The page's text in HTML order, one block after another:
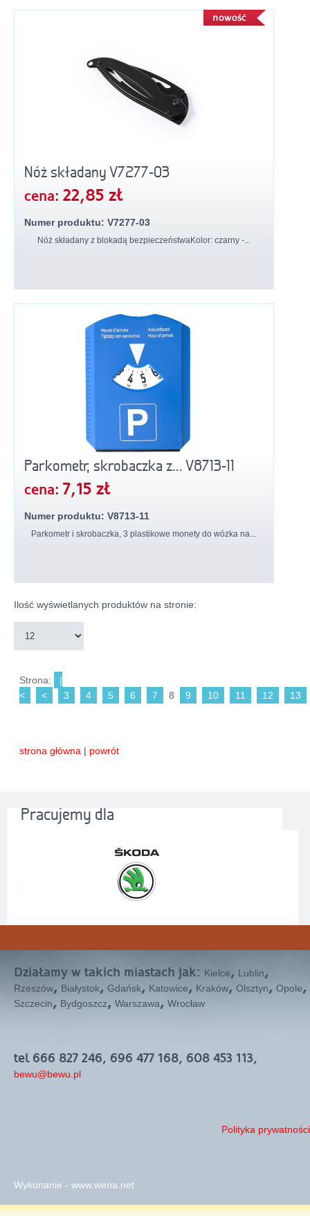
Nóż składany V7277-03
cena: 22,85 zł
Numer produktu: V7277-03
Nóż składany z blokadą bezpieczeństwaKolor: czarny -...
Parkometr, skrobaczka z... V8713-11
cena: 7,15 zł
Numer produktu: V8713-11
Parkometr i skrobaczka, 3 plastikowe monety do wózka na...
Ilość wyświetlanych produktów na stronie:
Strona:
|
<
< 3 4 5 6 7 8 9 10 11 12 13
strona główna | powrót
Pracujemy dla
Działamy w takich miastach jak: Kielce, Lublin,
Rzeszów, Białystok, Gdańsk, Katowice, Kraków, Olsztyn, Opole,
Szczecin, Bydgoszcz, Warszawa, Wrocław
tel 666 827 246, 696 477 168, 608 453 113,
bewu@bewu.pl
Polityka prywatności
Wykonanie - www.wena.net